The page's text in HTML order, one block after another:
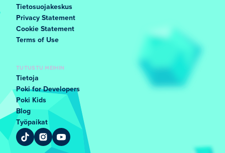
Tietosuojakeskus
Privacy Statement
Cookie Statement
Terms of Use
TUTUSTU MEIHIN
Tietoja
Poki for Developers
Poki Kids
Blog
Työpaikat